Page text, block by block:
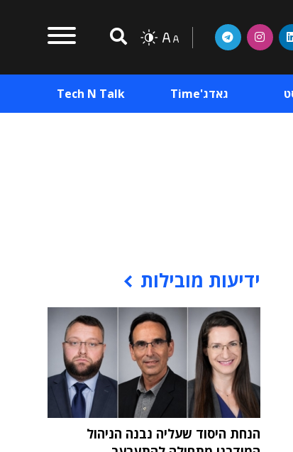
גאדג'Time Tech N Talk
ידיעות מובילות
הנחת היסוד שעליה נבנה הניהול